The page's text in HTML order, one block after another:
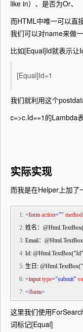
like in）、是否为Or、
而HTML中唯一可以直
我们可以对name来做
比如[Equal]Id就表示让
[Equal]Id=1
我们就利用这个
c=>c.Id==1的Lambda
实际实现
而我是在Helper上加了
   1:
<form action="" method
   2:
姓名：
   3:
Email：
   4:
Id:
   5:
生日:
   6:
<input type="submit"
   7:
</form>
这里我们使用
词标记[Equal]